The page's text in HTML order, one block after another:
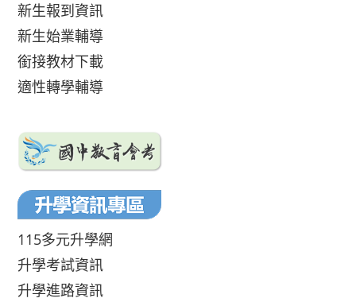
新生報到資訊
新生始業輔導
銜接教材下載
適性轉學輔導
115多元升學網
升學考試資訊
升學進路資訊